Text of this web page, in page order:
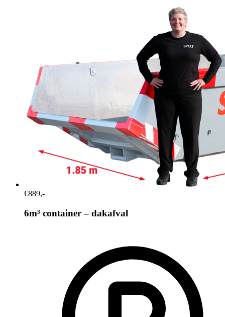
€889,-
6m³ container – dakafval